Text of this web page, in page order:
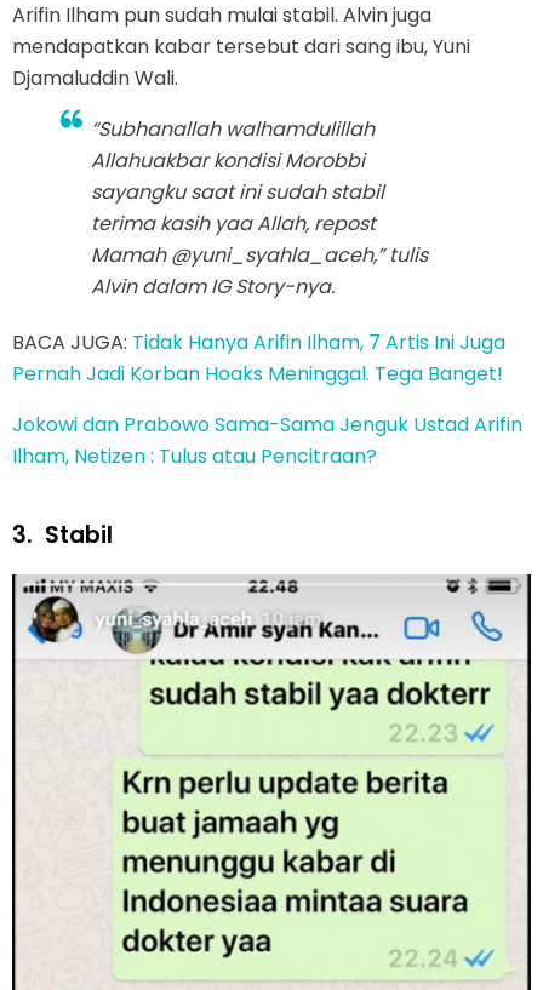
Arifin Ilham pun sudah mulai stabil. Alvin juga
mendapatkan kabar tersebut dari sang ibu, Yuni
Djamaluddin Wali.
“Subhanallah walhamdulillah
Allahuakbar kondisi Morobbi
sayangku saat ini sudah stabil
terima kasih yaa Allah, repost
Mamah @yuni_syahla_aceh,” tulis
Alvin dalam IG Story-nya.
BACA JUGA: Tidak Hanya Arifin Ilham, 7 Artis Ini Juga
Pernah Jadi Korban Hoaks Meninggal. Tega Banget!
Jokowi dan Prabowo Sama-Sama Jenguk Ustad Arifin
Ilham, Netizen : Tulus atau Pencitraan?
3. Stabil